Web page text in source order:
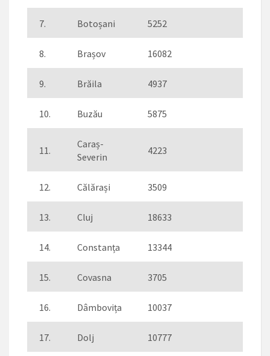
7. Botoșani 5252
8. Brașov 16082
9. Brăila 4937
10. Buzău 5875
11.
Caraș-
Severin
4223
12. Călărași 3509
13. Cluj 18633
14. Constanța 13344
15. Covasna 3705
16. Dâmbovița 10037
17. Dolj 10777